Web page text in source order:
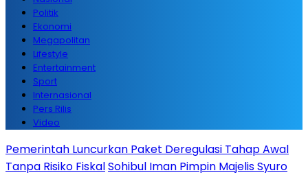
Politik
Ekonomi
Megapolitan
Lifestyle
Entertainment
Sport
Internasional
Pers Rilis
Video
Pemerintah Luncurkan Paket Deregulasi Tahap Awal
Tanpa Risiko FiskalSohibul Iman Pimpin Majelis Syuro